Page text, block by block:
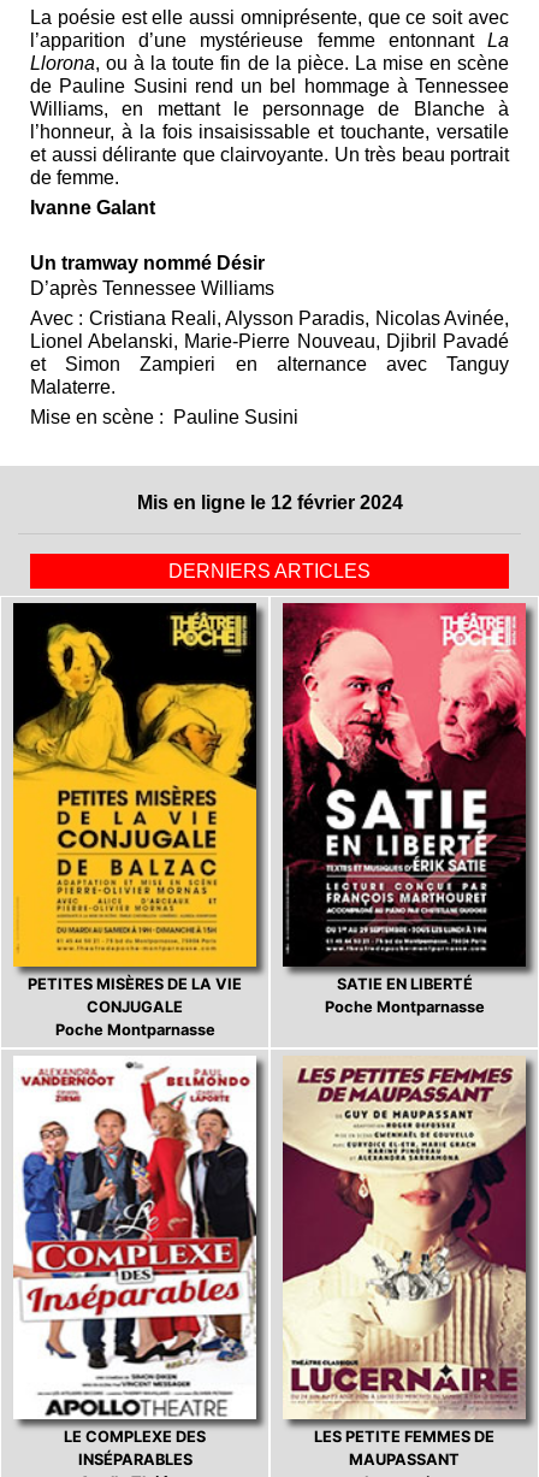
La poésie est elle aussi omniprésente, que ce soit avec
l’apparition d’une mystérieuse femme entonnant La
Llorona, ou à la toute fin de la pièce. La mise en scène
de Pauline Susini rend un bel hommage à Tennessee
Williams, en mettant le personnage de Blanche à
l’honneur, à la fois insaisissable et touchante, versatile
et aussi délirante que clairvoyante. Un très beau portrait
de femme.
Ivanne Galant
Un tramway nommé Désir
D’après Tennessee Williams
Avec : Cristiana Reali, Alysson Paradis, Nicolas Avinée,
Lionel Abelanski, Marie-Pierre Nouveau, Djibril Pavadé
et Simon Zampieri en alternance avec Tanguy
Malaterre.
Mise en scène : Pauline Susini
Mis en ligne le 12 février 2024
DERNIERS ARTICLES
PETITES MISÈRES DE LA VIE
CONJUGALE
Poche Montparnasse
SATIE EN LIBERTÉ
Poche Montparnasse
LE COMPLEXE DES
INSÉPARABLES
LES PETITE FEMMES DE
MAUPASSANT